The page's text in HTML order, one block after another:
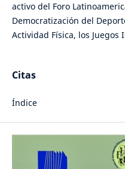
activo del Foro
Democratización del
Actividad Física, los Juegos
Citas
Índice